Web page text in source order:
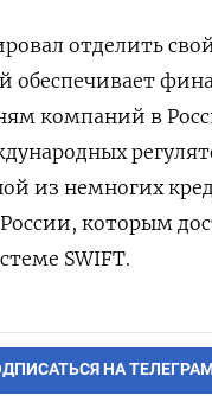
отделить
обеспечивает
компаний в
из немногих
которым
SWIFT.
НА